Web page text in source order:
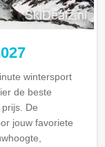
wintersport
de beste
De
jouw favoriete